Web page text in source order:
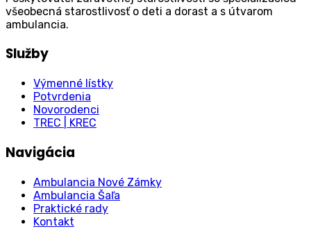
všeobecná starostlivosť o deti a dorast a s útvarom
ambulancia.
Služby
Výmenné lístky
Potvrdenia
Novorodenci
TREC | KREC
Navigácia
Ambulancia Nové Zámky
Ambulancia Šaľa
Praktické rady
Kontakt